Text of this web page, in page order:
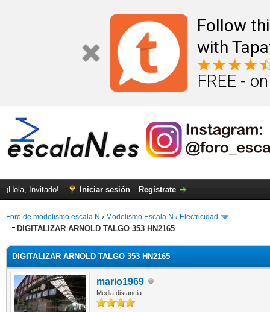
Follow
with
FREE -
¡Hola, Invitado! Iniciar sesión Regístrate
Foro de modelismo escala N › Modelismo Escala N › Electricidad
DIGITALIZAR ARNOLD TALGO 353 HN2165
DIGITALIZAR ARNOLD TALGO 353 HN2165
mario1969
Media distancia